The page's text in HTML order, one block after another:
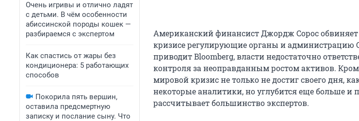
Очень игривы и отлично ладят
с детьми. В чём особенности
абиссинской породы кошек —
разбираемся с экспертом
Как спастись от жары без
кондиционера: 5 работающих
способов
Покорила пять вершин,
оставила предсмертную
записку и послание сыну. Что
Американский финансист Джордж Сорос
кризисе регулирующие органы и администрацию
приводит Bloomberg, власти недостаточно
контроля за неоправданным ростом активов.
мировой кризис не только не достиг своего дня,
некоторые аналитики, но углубится еще больше и
рассчитывает большинство экспертов.